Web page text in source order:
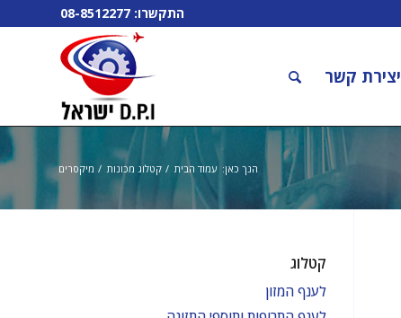
התקשרו: 08-8512277
יצירת קשר
הנך כאן: עמוד הבית / קטלוג מכונות / מיקסרים
קטלוג
לענף המזון